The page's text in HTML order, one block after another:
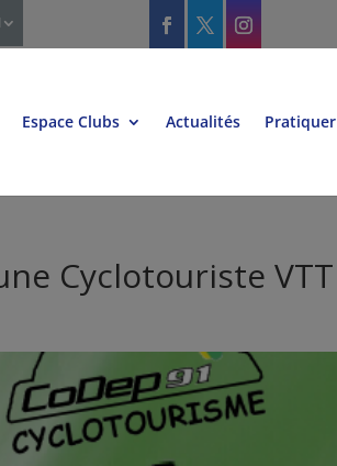
Espace Clubs Actualités Pratiquer
Cyclotouriste VTT